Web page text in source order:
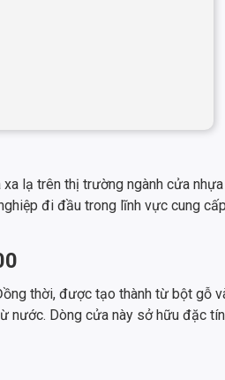
lạ trên thị trường ngành cửa
đi đầu trong lĩnh vực cung
thời, được tạo thành từ bột gỗ
Dòng cửa này sở hữu đặc